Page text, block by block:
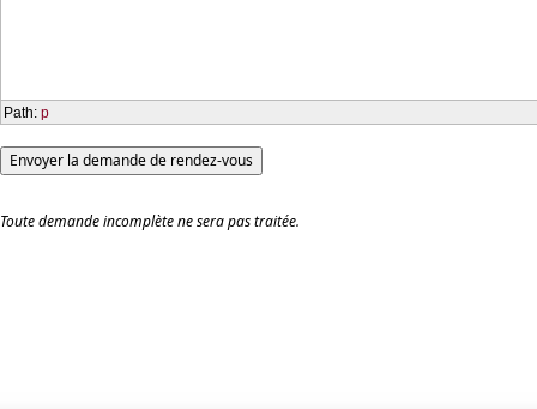
Path: p
Toute demande incomplète ne sera pas traitée.